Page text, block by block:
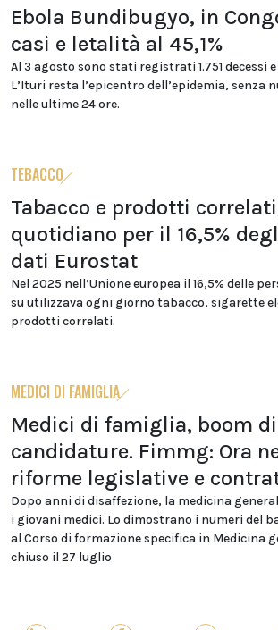
Ebola Bundibugyo, in
casi e letalità al 45,1%
Al 3 agosto sono stati registrati 1.751 decessi
L’Ituri resta l’epicentro dell’epidemia, senza
nelle ultime 24 ore.
TEBACCO
Tabacco e prodotti
quotidiano per il 16,5%
dati Eurostat
Nel 2025 nell’Unione europea il 16,5% delle
su utilizzava ogni giorno tabacco, sigarette
prodotti correlati.
MEDICI DI FAMIGLIA
Medici di famiglia, boom di
candidature. Fimmg: Ora
riforme legislative e
Dopo anni di disaffezione, la medicina
i giovani medici. Lo dimostrano i numeri del
al Corso di formazione specifica in Medicina
chiuso il 27 luglio